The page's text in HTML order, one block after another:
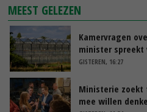
MEEST GELEZEN
Kamervragen
minister spreekt
GISTEREN, 16:27
Ministerie zoekt
mee willen